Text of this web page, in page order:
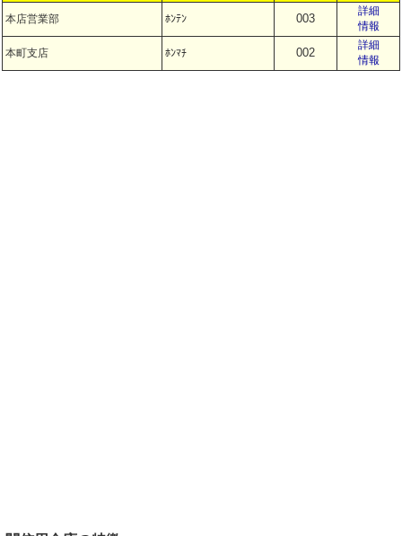
本店営業部 ﾎﾝﾃﾝ 003
詳細
情報
本町支店 ﾎﾝﾏﾁ 002
詳細
情報